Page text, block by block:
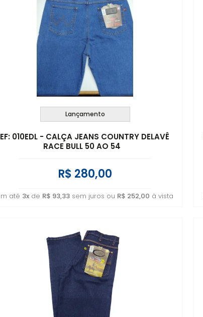
Lançamento
010EDL - CALÇA JEANS COUNTRY DELAVÊ
RACE BULL 50 AO 54
R$ 280,00
até 3xde R$ 93,33sem juros ou R$ 252,00 à vista